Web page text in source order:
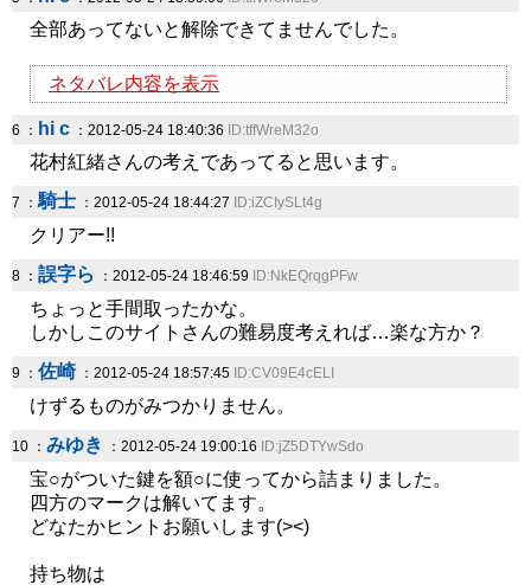
全部あってないと解除できてませんでした。
ネタバレ内容を表示
6 ： hi c ：2012-05-24 18:40:36 ID:tffWreM32o
花村紅緒さんの考えであってると思います。
7 ：騎士 ：2012-05-24 18:44:27 ID:iZCIySLt4g
クリアー!!
8 ： 誤字ら ：2012-05-24 18:46:59 ID:NkEQrqgPFw
ちょっと手間取ったかな。
しかしこのサイトさんの難易度考えれば…楽な方か？
9 ： 佐崎：2012-05-24 18:57:45 ID:CV09E4cELI
けずるものがみつかりません。
10 ： みゆき ：2012-05-24 19:00:16 ID:jZ5DTYwSdo
宝○がついた鍵を額○に使ってから詰まりました。
四方のマークは解いてます。
どなたかヒントお願いします(><)
持ち物は